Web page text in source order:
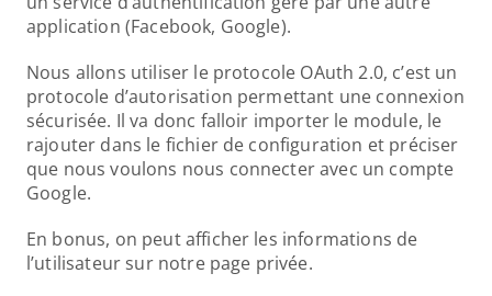
application (Facebook, Google).
Nous allons utiliser le protocole OAuth 2.0, c’est un
protocole d’autorisation permettant une connexion
sécurisée. Il va donc falloir importer le module, le
rajouter dans le fichier de configuration et préciser
que nous voulons nous connecter avec un compte
Google.
En bonus, on peut afficher les informations de
l’utilisateur sur notre page privée.